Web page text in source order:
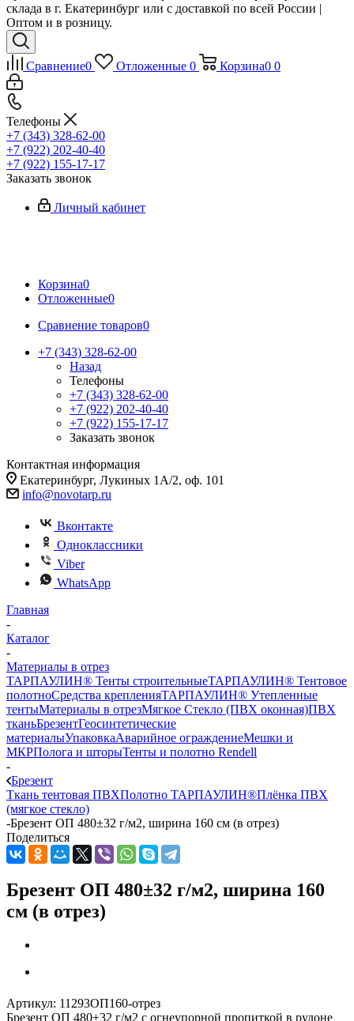
склада в г. Екатеринбург или с доставкой по всей России |
Оптом и в розницу.
Сравнение0 Отложенные 0 Корзина0 0
Телефоны
+7 (343) 328-62-00
+7 (922) 202-40-40
+7 (922) 155-17-17
Заказать звонок
Личный кабинет
Корзина0
Отложенные0
Сравнение товаров0
+7 (343) 328-62-00
Назад
Телефоны
+7 (343) 328-62-00
+7 (922) 202-40-40
+7 (922) 155-17-17
Заказать звонок
Контактная информация
Екатеринбург, Лукиных 1А/2, оф. 101
info@novotarp.ru
Вконтакте
Одноклассники
Viber
WhatsApp
Главная
-
Каталог
-
Материалы в отрез
ТАРПАУЛИН® Тенты строительныеТАРПАУЛИН® Тентовое
полотноСредства крепленияТАРПАУЛИН® Утепленные
тентыМатериалы в отрезМягкое Стекло (ПВХ оконная)ПВХ
тканьБрезентГеосинтетические
материалыУпаковкаАварийное ограждениеМешки и
МКРПолога и шторыТенты и полотно Rendell
-
Брезент
Ткань тентовая ПВХПолотно ТАРПАУЛИН®Плёнка ПВХ
(мягкое стекло)
-Брезент ОП 480±32 г/м2, ширина 160 см (в отрез)
Поделиться
Брезент ОП 480±32 г/м2, ширина 160
см (в отрез)
Артикул: 11293ОП160-отрез
Брезент ОП 480±32 г/м2 с огнеупорной пропиткой в рулоне